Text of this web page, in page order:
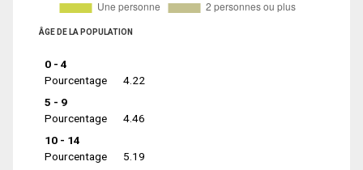
ÂGE DE LA POPULATION
0 - 4
Pourcentage
4.22
5 - 9
Pourcentage
4.46
10 - 14
Pourcentage
5.19